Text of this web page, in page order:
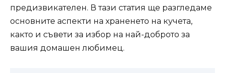
предизвикателен. В тази статия ще разгледаме
основните аспекти на храненето на кучета,
както и съвети за избор на най-доброто за
вашия домашен любимец.